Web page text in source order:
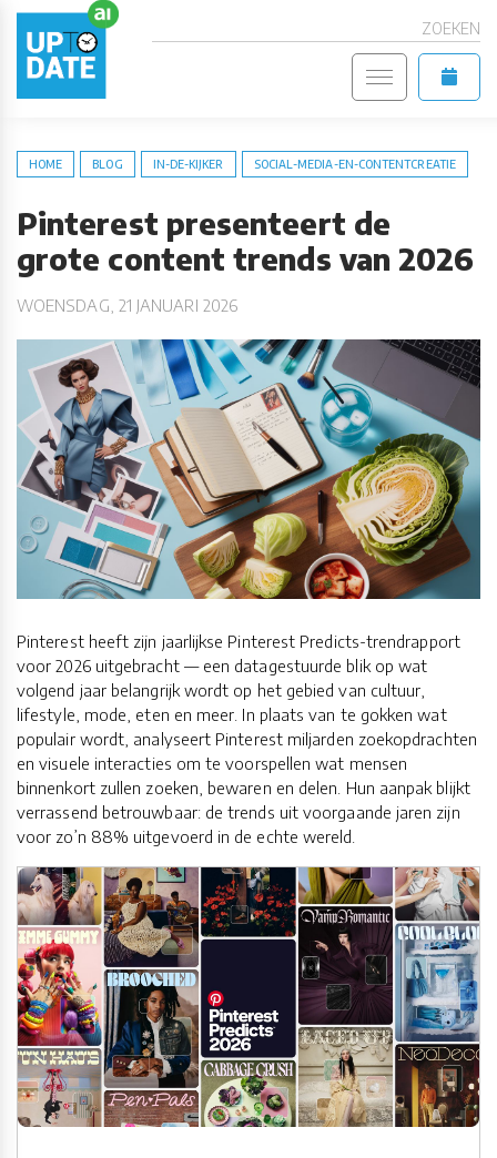
ZOEKEN
HOME BLOG IN-DE-KIJKER SOCIAL-MEDIA-EN-CONTENTCREATIE
Pinterest presenteert de
grote content trends van 2026
WOENSDAG, 21 JANUARI 2026
Pinterest heeft zijn jaarlijkse Pinterest Predicts-trendrapport
voor 2026 uitgebracht — een datagestuurde blik op wat
volgend jaar belangrijk wordt op het gebied van cultuur,
lifestyle, mode, eten en meer. In plaats van te gokken wat
populair wordt, analyseert Pinterest miljarden zoekopdrachten
en visuele interacties om te voorspellen wat mensen
binnenkort zullen zoeken, bewaren en delen. Hun aanpak blijkt
verrassend betrouwbaar: de trends uit voorgaande jaren zijn
voor zo’n 88% uitgevoerd in de echte wereld.